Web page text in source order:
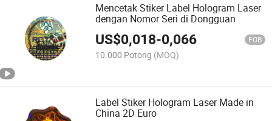
Mencetak Stiker Label Hologram Laser
dengan Nomor Seri di Dongguan
US$0,018-0,066 FOB
10.000 Potong (MOQ)
Label Stiker Hologram Laser Made in
China 2D Euro